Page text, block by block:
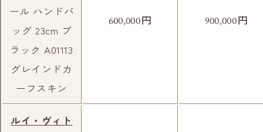
信号を渡った先の2軒目が当店です。目印とし
ール ハンドバ
ッグ 23cm ブ
ラック A01113
グレインドカ
ーフスキン
600,000円 900,000円
ルイ・ヴィト